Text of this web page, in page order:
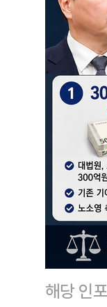
해당 인